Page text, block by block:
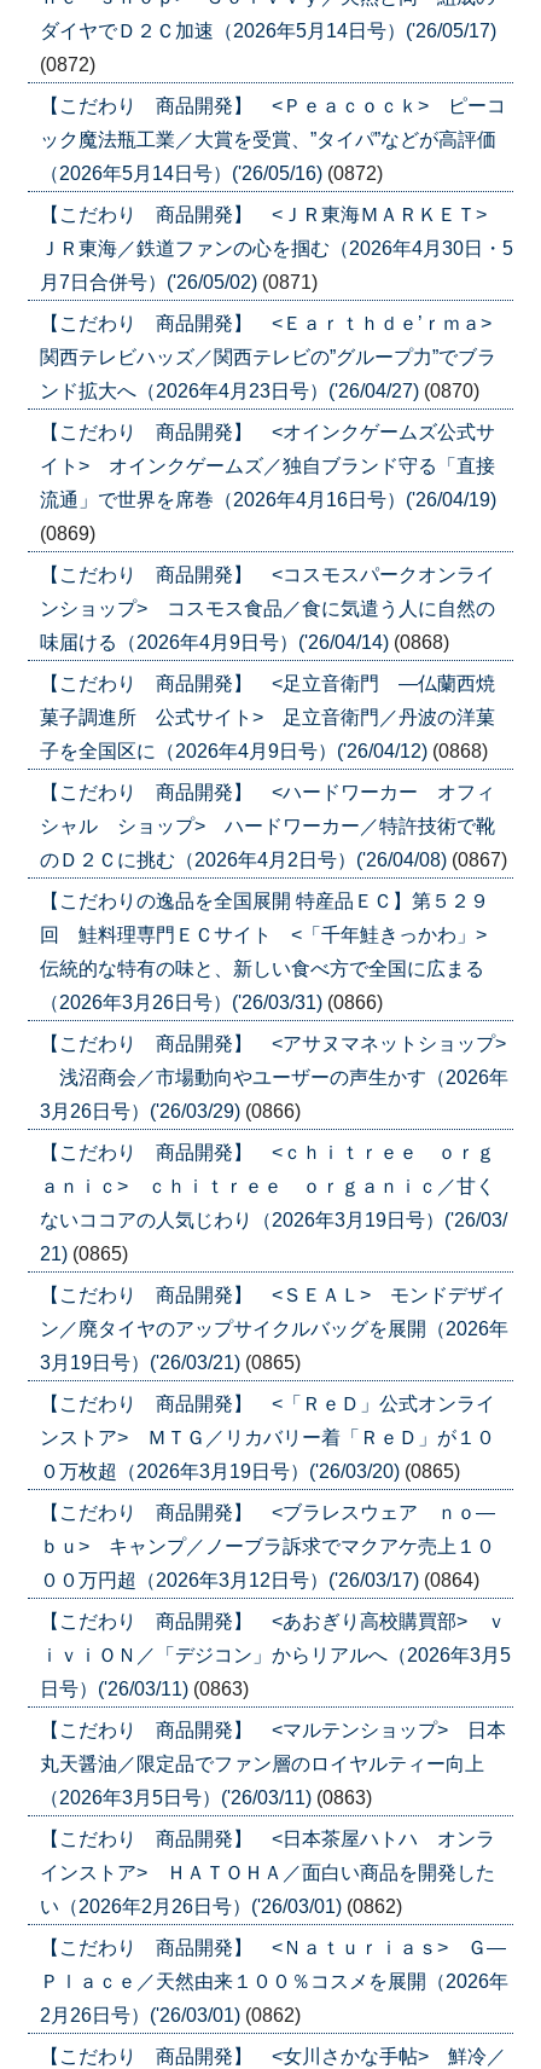
ダイヤでＤ２Ｃ加速（2026年5月14日号）('26/05/17)
(0872)
【こだわり 商品開発】 <Ｐｅａｃｏｃｋ> ピーコ
ック魔法瓶工業／大賞を受賞、”タイパ”などが高評価
（2026年5月14日号）('26/05/16) (0872)
【こだわり 商品開発】 <ＪＲ東海ＭＡＲＫＥＴ>
ＪＲ東海／鉄道ファンの心を掴む（2026年4月30日・5
月7日合併号）('26/05/02) (0871)
【こだわり 商品開発】 <Ｅａｒｔｈｄｅ’ｒｍａ>
関西テレビハッズ／関西テレビの”グループ力”でブラ
ンド拡大へ（2026年4月23日号）('26/04/27) (0870)
【こだわり 商品開発】 <オインクゲームズ公式サ
イト> オインクゲームズ／独自ブランド守る「直接
流通」で世界を席巻（2026年4月16日号）('26/04/19)
(0869)
【こだわり 商品開発】 <コスモスパークオンライ
ンショップ> コスモス食品／食に気遣う人に自然の
味届ける（2026年4月9日号）('26/04/14) (0868)
【こだわり 商品開発】 <足立音衛門 ―仏蘭西焼
菓子調進所 公式サイト> 足立音衛門／丹波の洋菓
子を全国区に（2026年4月9日号）('26/04/12) (0868)
【こだわり 商品開発】 <ハードワーカー オフィ
シャル ショップ> ハードワーカー／特許技術で靴
のＤ２Ｃに挑む（2026年4月2日号）('26/04/08) (0867)
【こだわりの逸品を全国展開 特産品ＥＣ】第５２９
回 鮭料理専門ＥＣサイト <「千年鮭きっかわ」>
伝統的な特有の味と、新しい食べ方で全国に広まる
（2026年3月26日号）('26/03/31) (0866)
【こだわり 商品開発】 <アサヌマネットショップ>
浅沼商会／市場動向やユーザーの声生かす（2026年
3月26日号）('26/03/29) (0866)
【こだわり 商品開発】 <ｃｈｉｔｒｅｅ ｏｒｇ
ａｎｉｃ> ｃｈｉｔｒｅｅ ｏｒｇａｎｉｃ／甘く
ないココアの人気じわり（2026年3月19日号）('26/03/
21) (0865)
【こだわり 商品開発】 <ＳＥＡＬ> モンドデザイ
ン／廃タイヤのアップサイクルバッグを展開（2026年
3月19日号）('26/03/21) (0865)
【こだわり 商品開発】 <「ＲｅＤ」公式オンライ
ンストア> ＭＴＧ／リカバリー着「ＲｅＤ」が１０
０万枚超（2026年3月19日号）('26/03/20) (0865)
【こだわり 商品開発】 <ブラレスウェア ｎｏ―
ｂｕ> キャンプ／ノーブラ訴求でマクアケ売上１０
００万円超（2026年3月12日号）('26/03/17) (0864)
【こだわり 商品開発】 <あおぎり高校購買部> ｖ
ｉｖｉＯＮ／「デジコン」からリアルへ（2026年3月5
日号）('26/03/11) (0863)
【こだわり 商品開発】 <マルテンショップ> 日本
丸天醤油／限定品でファン層のロイヤルティー向上
（2026年3月5日号）('26/03/11) (0863)
【こだわり 商品開発】 <日本茶屋ハトハ オンラ
インストア> ＨＡＴＯＨＡ／面白い商品を開発した
い（2026年2月26日号）('26/03/01) (0862)
【こだわり 商品開発】 <Ｎａｔｕｒｉａｓ> Ｇ―
Ｐｌａｃｅ／天然由来１００％コスメを展開（2026年
2月26日号）('26/03/01) (0862)
【こだわり 商品開発】 <女川さかな手帖> 鮮冷／